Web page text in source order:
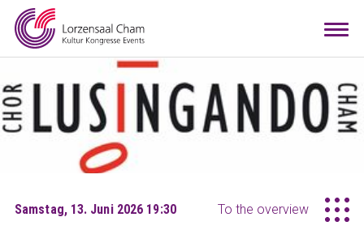
Booking
Visitors
Info
Teamwork
Samstag, 13. Juni 2026 19:30
To the overview